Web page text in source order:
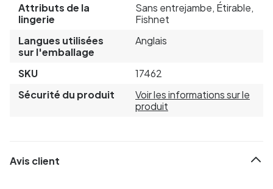
Attributs de la
lingerie
Sans entrejambe, Étirable,
Fishnet
Langues utilisées
sur l'emballage
Anglais
SKU
17462
Sécurité du produit
Voir les informations sur le
produit
Avis client